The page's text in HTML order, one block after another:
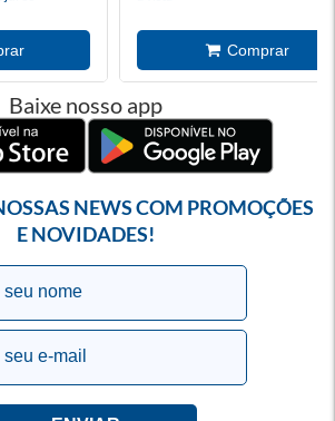
Baixe nosso app
NEWS COM PROMOÇÕES
E NOVIDADES!